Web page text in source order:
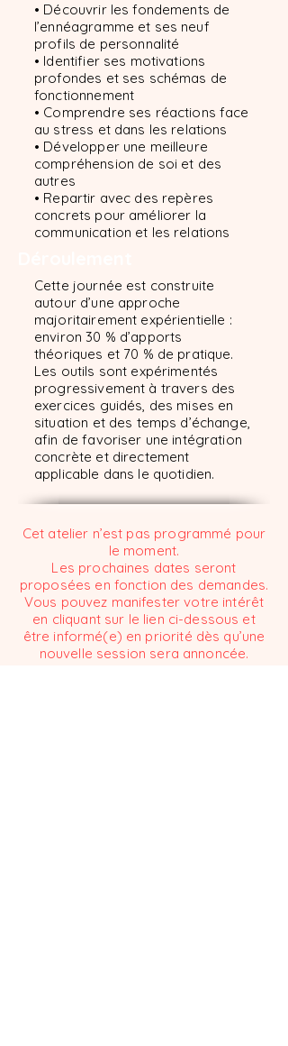
• Découvrir les fondements de
l’ennéagramme et ses neuf
profils de personnalité
• Identifier ses motivations
profondes et ses schémas de
fonctionnement
• Comprendre ses réactions face
au stress et dans les relations
• Développer une meilleure
compréhension de soi et des
autres
• Repartir avec des repères
concrets pour améliorer la
communication et les relations
Cette journée est construite
autour d’une approche
majoritairement expérientielle :
environ 30 % d’apports
théoriques et 70 % de pratique.
Les outils sont expérimentés
progressivement à travers des
exercices guidés, des mises en
situation et des temps d’échange,
afin de favoriser une intégration
concrète et directement
applicable dans le quotidien.
Cet atelier n’est pas programmé pour
le moment.
Les prochaines dates seront
proposées en fonction des demandes.​
Vous pouvez manifester votre intérêt
en cliquant sur le lien ci-dessous et
être informé(e) en priorité dès qu’une
nouvelle session sera annoncée.